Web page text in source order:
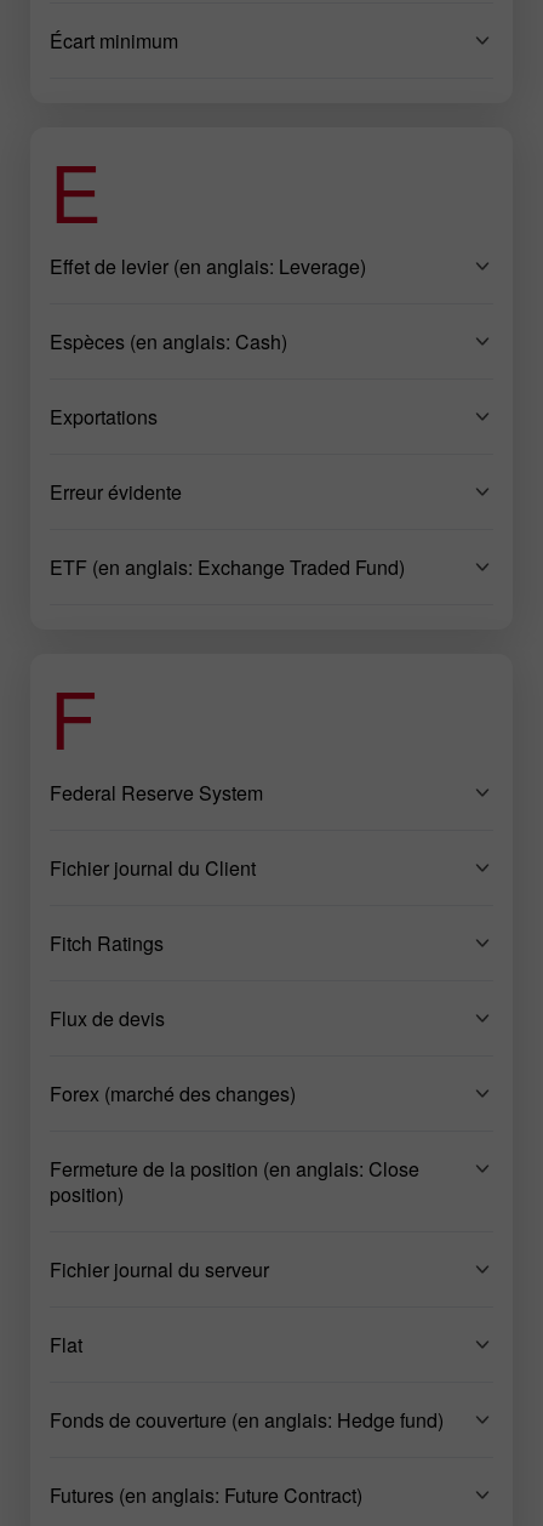
Écart minimum
E
Effet de levier (en anglais: Leverage)
Espèces (en anglais: Cash)
Exportations
Erreur évidente
ETF (en anglais: Exchange Traded Fund)
F
Federal Reserve System
Fichier journal du Client
Fitch Ratings
Flux de devis
Forex (marché des changes)
Fermeture de la position (en anglais: Close
position)
Fichier journal du serveur
Flat
Fonds de couverture (en anglais: Hedge fund)
Futures (en anglais: Future Contract)